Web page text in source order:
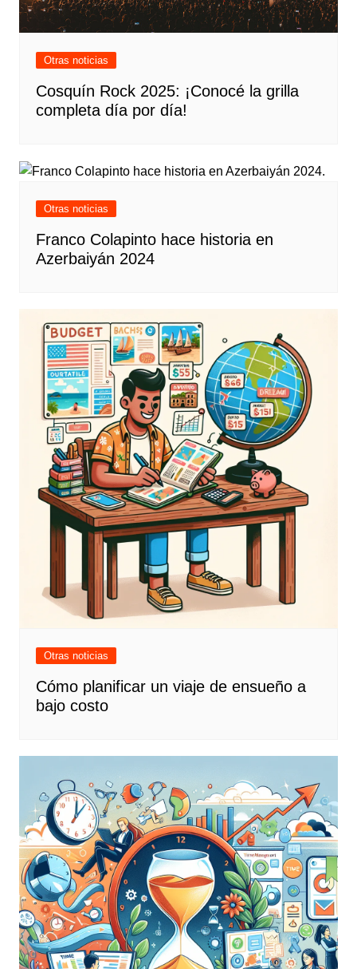
Otras noticias
Cosquín Rock 2025: ¡Conocé la grilla
completa día por día!
Otras noticias
Franco Colapinto hace historia en
Azerbaiyán 2024
Otras noticias
Cómo planificar un viaje de ensueño a
bajo costo